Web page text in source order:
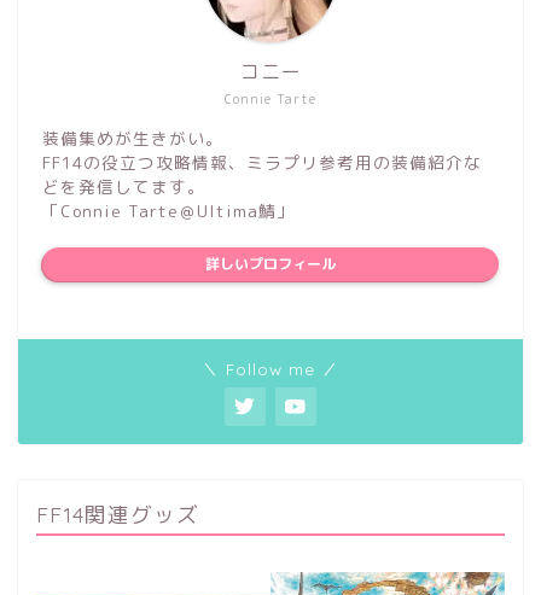
Connie Tarte
コニー
装備集めが生きがい。
FF14の役立つ攻略情報、ミラプリ参考用の装備紹介な
どを発信してます。
「Connie Tarte＠Ultima鯖」
詳しいプロフィール
＼ Follow me ／
FF14関連グッズ